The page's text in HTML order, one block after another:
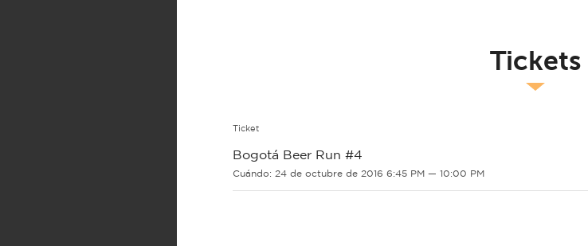
Tickets
Ticket
Bogotá Beer Run #4
Cuándo: 24 de octubre de 2016 6:45 PM — 10:00 PM